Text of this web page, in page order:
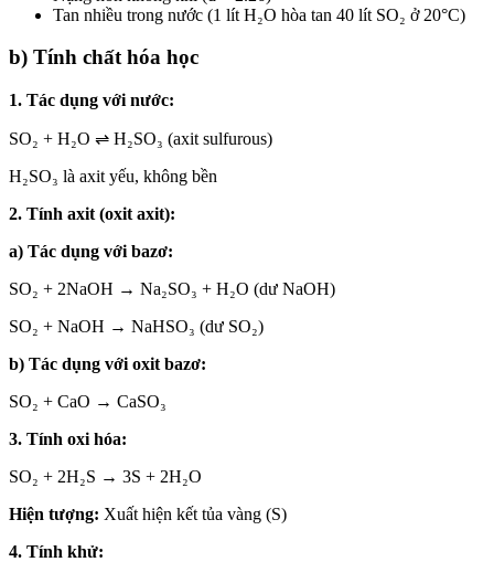
Tan nhiều trong nước (1 lít H₂O hòa tan 40 lít SO₂ ở 20°C)
b) Tính chất hóa học
1. Tác dụng với nước:
SO₂ + H₂O ⇌ H₂SO₃ (axit sulfurous)
H₂SO₃ là axit yếu, không bền
2. Tính axit (oxit axit):
a) Tác dụng với bazơ:
SO₂ + 2NaOH → Na₂SO₃ + H₂O (dư NaOH)
SO₂ + NaOH → NaHSO₃ (dư SO₂)
b) Tác dụng với oxit bazơ:
SO₂ + CaO → CaSO₃
3. Tính oxi hóa:
SO₂ + 2H₂S → 3S + 2H₂O
Hiện tượng: Xuất hiện kết tủa vàng (S)
4. Tính khử: